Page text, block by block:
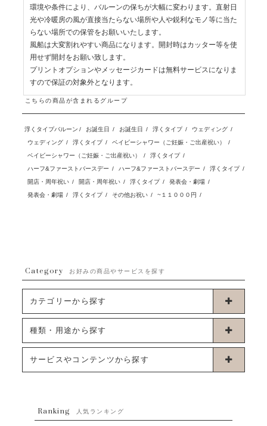
環境や条件により、バルーンの保ちが大幅に変わります。直射日
光や冷暖房の風が直接当たらない場所や人や鋭利なモノ等に当た
らない場所での保管をお願いいたします。
風船は大変割れやすい商品になります。開封時はカッター等を使
用せず開封をお願い致します。
プリントオプションやメッセージカードは無料サービスになりま
すので保証の対象外となります。
こちらの商品が含まれるグループ
浮くタイプバルーン / お誕生日 / お誕生日 / 浮くタイプ / ウェディング /
ウェディング / 浮くタイプ / ベイビーシャワー（ご妊娠・ご出産祝い）
/
ベイビーシャワー（ご妊娠・ご出産祝い）
/ 浮くタイプ /
ハーフ&ファーストバースデー / ハーフ&ファーストバースデー / 浮くタイプ /
開店・周年祝い / 開店・周年祝い / 浮くタイプ / 発表会・劇場 /
発表会・劇場 / 浮くタイプ / その他お祝い / ~１１０００円 /
Category お好みの商品やサービスを探す
カテゴリーから探す
卓上タイプバルーン
ブーケタイプバルーン
ムーンリットバルーン
種類・用途から探す
お誕生日
サービスやコンテンツから探す
発送について
Ranking 人気ランキング